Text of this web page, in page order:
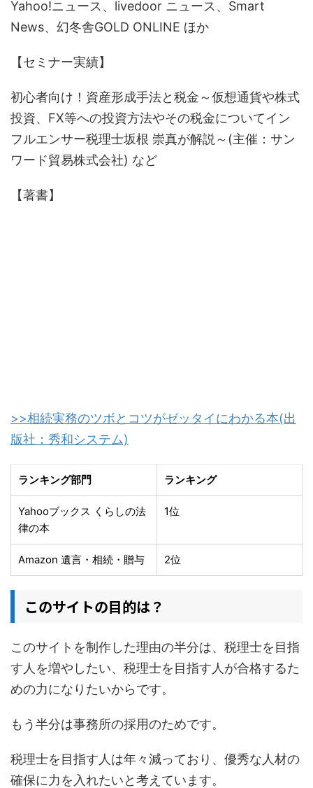
Yahoo!ニュース、livedoor ニュース、Smart
News、幻冬舎GOLD ONLINE ほか
【セミナー実績】
初心者向け！資産形成手法と税金～仮想通貨や株式
投資、FX等への投資方法やその税金についてイン
フルエンサー税理士坂根 崇真が解説～(主催：サン
ワード貿易株式会社) など
【著書】
>>相続実務のツボとコツがゼッタイにわかる本(出
版社：秀和システム)
ランキング部門 ランキング
Yahooブックス くらしの法
律の本
1位
Amazon 遺言・相続・贈与 2位
このサイトの目的は？
このサイトを制作した理由の半分は、税理士を目指
す人を増やしたい、税理士を目指す人が合格するた
めの力になりたいからです。
もう半分は事務所の採用のためです。
税理士を目指す人は年々減っており、優秀な人材の
確保に力を入れたいと考えています。